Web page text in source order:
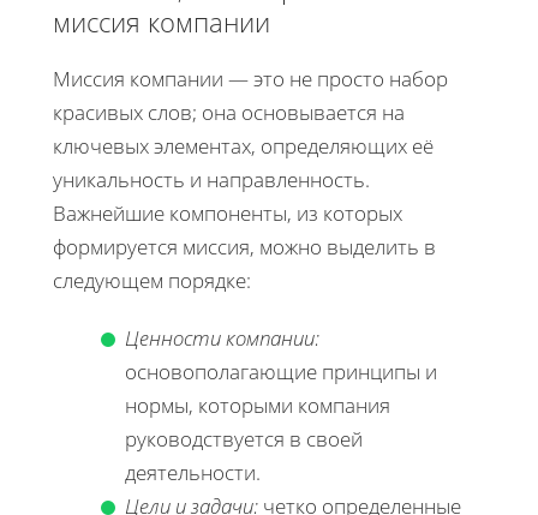
миссия компании
Миссия компании — это не просто набор
красивых слов; она основывается на
ключевых элементах, определяющих её
уникальность и направленность.
Важнейшие компоненты, из которых
формируется миссия, можно выделить в
следующем порядке:
Ценности компании:
основополагающие принципы и
нормы, которыми компания
руководствуется в своей
деятельности.
Цели и задачи: четко определенные